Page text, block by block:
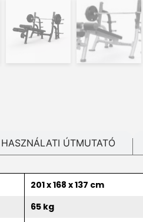
HASZNÁLATI ÚTMUTATÓ
201 x 168 x 137 cm
65 kg